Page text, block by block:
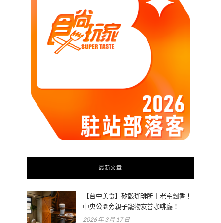
最新文章
【台中美食】矽穀珈琲所｜老宅飄香！
中央公園旁親子寵物友善咖啡廳！
2026 年 3 月 17 日